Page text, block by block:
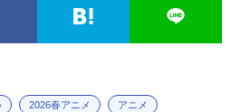
2026春アニメ アニメ